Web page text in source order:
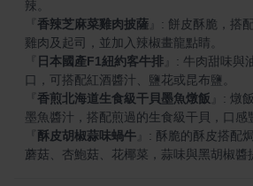
香辣芝麻菜雞肉披薩
: 餅皮酥脆，搭
日本國產F1紐約客牛排
: 牛肉甜味與
香煎北海道生食級干貝墨魚燉飯
: 燉
酥皮胡椒蒜味蝸牛
: 酥脆的酥皮搭配
蘑菇、杏鮑菇、花椰菜，蒜味與黑胡椒醬